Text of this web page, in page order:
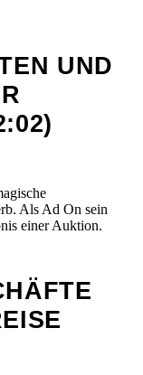
UND
Als Ad On sein
einer Auktion.